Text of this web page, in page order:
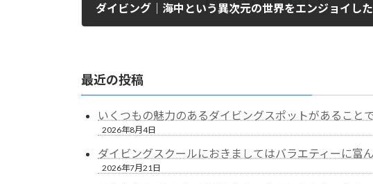
ダイビング｜海中という異次元の世界をエンジョイした
最近の投稿
いくつもの魅力のあるダイビングスポットがあること
2026年8月4日
ダイビングスクールにおきましてはバラエティーに富
2026年7月21日